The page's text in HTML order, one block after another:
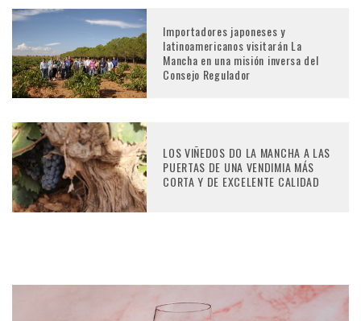
Importadores japoneses y
latinoamericanos visitarán La
Mancha en una misión inversa del
Consejo Regulador
LOS VIÑEDOS DO LA MANCHA A LAS
PUERTAS DE UNA VENDIMIA MÁS
CORTA Y DE EXCELENTE CALIDAD